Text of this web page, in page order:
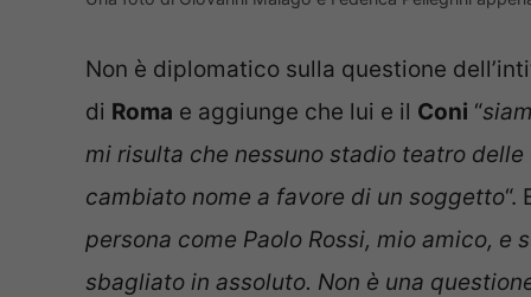
Non è diplomatico sulla questione
di Roma e aggiunge che lui e il Coni “
mi risulta che nessuno stadio teatro
cambiato nome a favore di un soggetto“.
persona come Paolo Rossi, mio amico, e
sbagliato in assoluto. Non è una